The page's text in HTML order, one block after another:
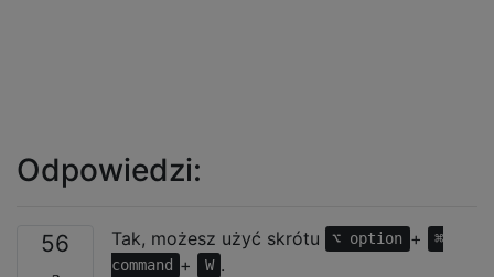
Odpowiedzi:
56 Tak, możesz użyć skrótu ⌥ option +
⌘
command + W .